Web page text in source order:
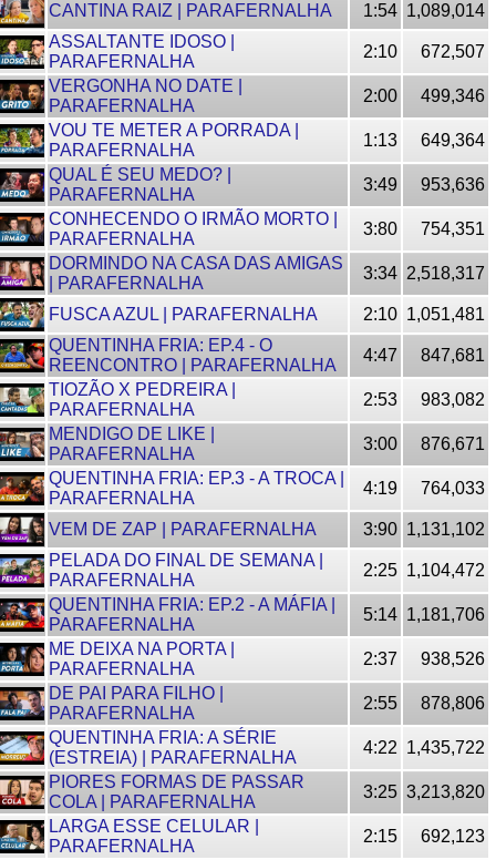
CANTINA RAIZ | PARAFERNALHA 1:54 1,089,014
ASSALTANTE IDOSO |
PARAFERNALHA
2:10
672,507
VERGONHA NO DATE |
PARAFERNALHA
2:00
499,346
VOU TE METER A PORRADA |
PARAFERNALHA
1:13
649,364
QUAL É SEU MEDO? |
PARAFERNALHA
3:49
953,636
CONHECENDO O IRMÃO MORTO |
PARAFERNALHA
3:80
754,351
DORMINDO NA CASA DAS AMIGAS
| PARAFERNALHA
3:34 2,518,317
FUSCA AZUL | PARAFERNALHA 2:10 1,051,481
QUENTINHA FRIA: EP.4 - O
REENCONTRO | PARAFERNALHA
4:47
847,681
TIOZÃO X PEDREIRA |
PARAFERNALHA
2:53
983,082
MENDIGO DE LIKE |
PARAFERNALHA
3:00
876,671
QUENTINHA FRIA: EP.3 - A TROCA |
PARAFERNALHA
4:19 764,033
VEM DE ZAP | PARAFERNALHA 3:90 1,131,102
PELADA DO FINAL DE SEMANA |
PARAFERNALHA
2:25 1,104,472
QUENTINHA FRIA: EP.2 - A MÁFIA |
PARAFERNALHA
5:14 1,181,706
ME DEIXA NA PORTA |
PARAFERNALHA
2:37
938,526
DE PAI PARA FILHO |
PARAFERNALHA
2:55
878,806
QUENTINHA FRIA: A SÉRIE
(ESTREIA) | PARAFERNALHA
4:22 1,435,722
PIORES FORMAS DE PASSAR
COLA | PARAFERNALHA
3:25 3,213,820
LARGA ESSE CELULAR |
PARAFERNALHA
2:15
692,123